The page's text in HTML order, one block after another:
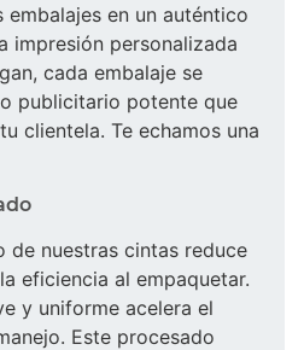
en un auténtico
impresión personalizada
cada embalaje se
publicitario potente que
clientela. Te echamos una
de nuestras cintas reduce
eficiencia al empaquetar.
y uniforme acelera el
Este procesado